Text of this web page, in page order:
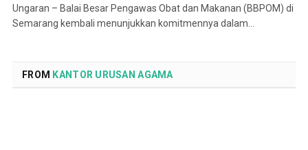
Ungaran – Balai Besar Pengawas Obat dan Makanan (BBPOM) di
Semarang kembali menunjukkan komitmennya dalam…
FROM KANTOR URUSAN AGAMA